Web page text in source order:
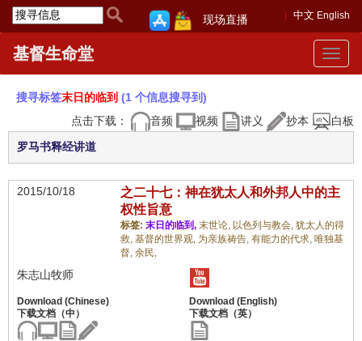
中文 English
现场直播
Toggle
基督生命堂
搜寻标签末日的临到 (1 个信息搜寻到)
点击下载：
音频 视频 讲义 抄本 白板
罗马书释经讲道
2015/10/18
之二十七：神在犹太人和外邦人中的主
权性旨意
标签: 末日的临到, 末世论, 以色列与教会, 犹太人的得
救, 基督的世界观, 为亲族祷告, 有能力的代求, 唯独基
督, 余民,
朱志山牧师